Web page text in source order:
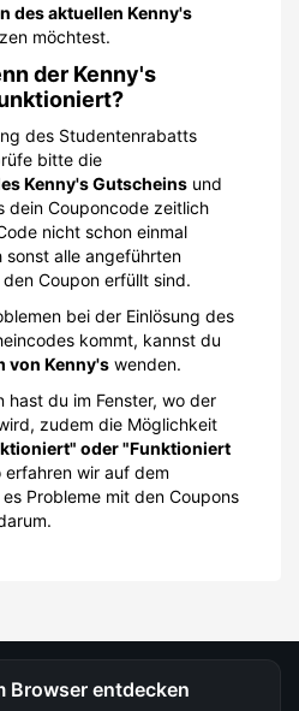
des aktuellen Kenny's
möchtest.
der Kenny's
des Studentenrabatts
bitte die
Kenny's Gutscheins und
dein Couponcode zeitlich
nicht schon einmal
alle angeführten
Coupon erfüllt sind.
bei der Einlösung des
kommt, kannst du
von Kenny's wenden.
hast du im Fenster, wo der
zudem die Möglichkeit
oder "Funktioniert
erfahren wir auf dem
Probleme mit den Coupons
Browser entdecken